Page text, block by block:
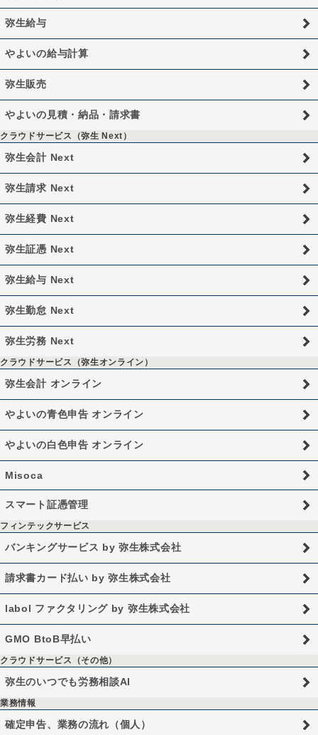
弥生給与
やよいの給与計算
弥生販売
やよいの見積・納品・請求書
クラウドサービス（弥生 Next）
弥生会計 Next
弥生請求 Next
弥生経費 Next
弥生証憑 Next
弥生給与 Next
弥生勤怠 Next
弥生労務 Next
クラウドサービス（弥生オンライン）
弥生会計 オンライン
やよいの青色申告 オンライン
やよいの白色申告 オンライン
Misoca
スマート証憑管理
フィンテックサービス
バンキングサービス by 弥生株式会社
請求書カード払い by 弥生株式会社
labol ファクタリング by 弥生株式会社
GMO BtoB早払い
クラウドサービス（その他）
弥生のいつでも労務相談AI
業務情報
確定申告、業務の流れ（個人）